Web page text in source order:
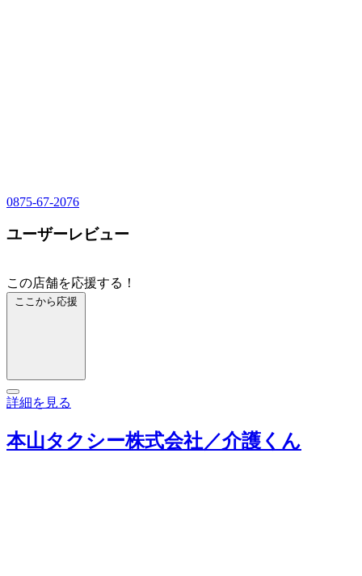
0875-67-2076
ユーザーレビュー
この店舗を応援する！
ここから応援
詳細を見る
本山タクシー株式会社／介護くん